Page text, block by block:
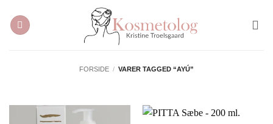
indhold
FORSIDE / VARER TAGGED “AYÚ”